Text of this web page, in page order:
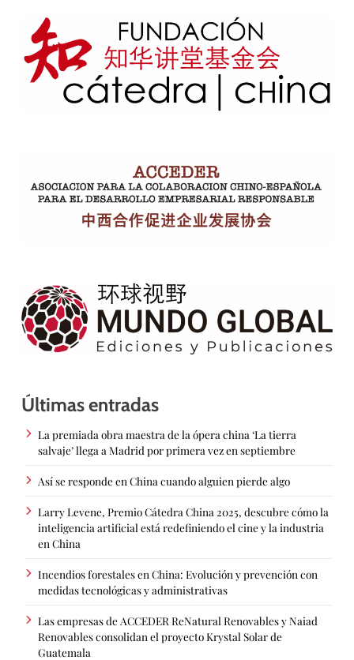
Últimas entradas
La premiada obra maestra de la ópera china ‘La tierra
salvaje’ llega a Madrid por primera vez en septiembre
Así se responde en China cuando alguien pierde algo
Larry Levene, Premio Cátedra China 2025, descubre cómo la
inteligencia artificial está redefiniendo el cine y la industria
en China
Incendios forestales en China: Evolución y prevención con
medidas tecnológicas y administrativas
Las empresas de ACCEDER ReNatural Renovables y Naiad
Renovables consolidan el proyecto Krystal Solar de
Guatemala